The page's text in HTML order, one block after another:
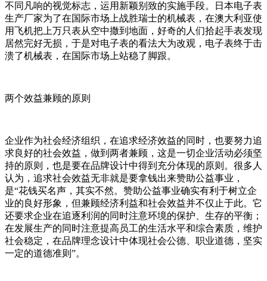
不同凡响的视觉标志，运用新颖别致的实施手段。日本电子表
生产厂家为了在国际市场上战胜瑞士的机械表，在澳大利亚使
用飞机把上万只表从空中撒到地面，好奇的人们拾起手表发现
居然完好无损，于是对电子表的看法大为改观，电子表终于击
溃了机械表，在国际市场上站稳了脚跟。
两个效益兼顾的原则
企业作为社会经济组织，在追求经济效益的同时，也要努力追
求良好的社会效益，做到两者兼顾，这是一切企业活动必须坚
持的原则，也是要在品牌设计中得到充分体现的原则。很多人
认为，追求社会效益无非就是要拿钱出来赞助公益事业，
是“花钱买名声，其实不然。赞助公益事业确实有利于树立企
业的良好形象，但兼顾经济利益和社会效益并不仅止于此。它
还要求企业在追逐利润的同时注意环境的保护、生存的平衡；
在发展生产的同时注意提高员工的生活水平和综合素质，维护
社会稳定，在品牌理念设计中体现社会公德、职业道德，坚实
一定的道德准则”。